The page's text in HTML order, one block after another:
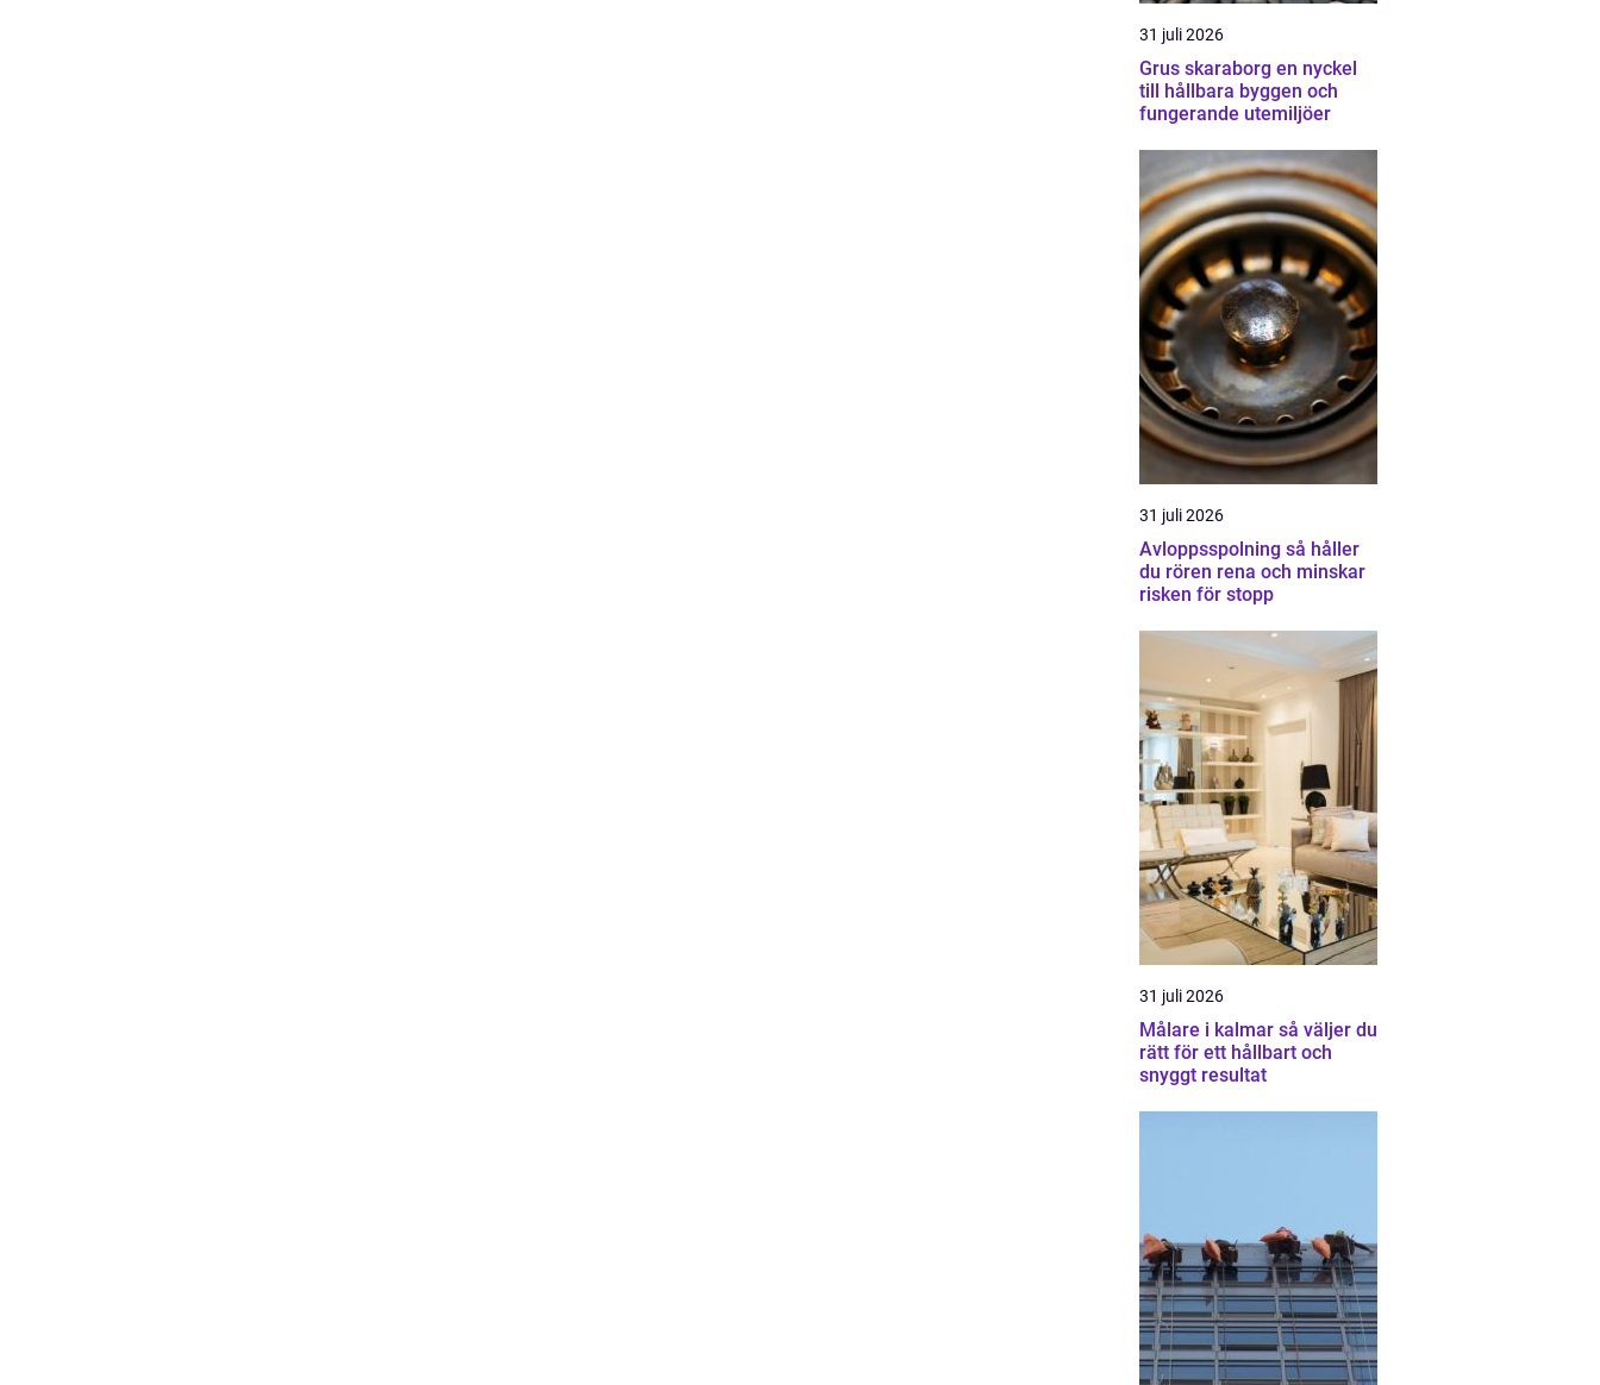
31 juli 2026
Grus skaraborg en nyckel
till hållbara byggen och
fungerande utemiljöer
31 juli 2026
Avloppsspolning så håller
du rören rena och minskar
risken för stopp
31 juli 2026
Målare i kalmar så väljer du
rätt för ett hållbart och
snyggt resultat